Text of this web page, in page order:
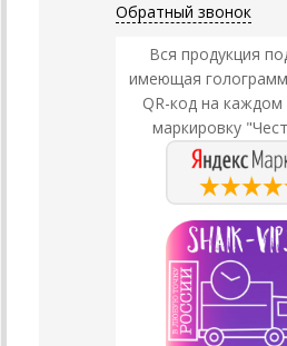
Обратный звонок
Вся продукция
имеющая
QR-код на
маркировку